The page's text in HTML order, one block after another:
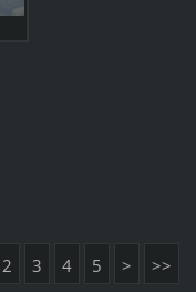
2 3 4 5 > >>